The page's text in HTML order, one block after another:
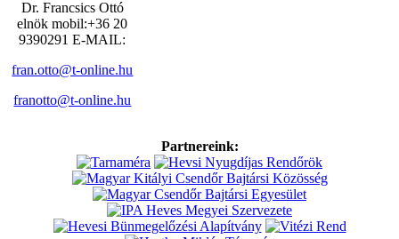
Dr. Francsics Ottó
elnök mobil:+36 20
9390291 E-MAIL:
fran.otto@t-online.hu
franotto@t-online.hu
Partnereink: